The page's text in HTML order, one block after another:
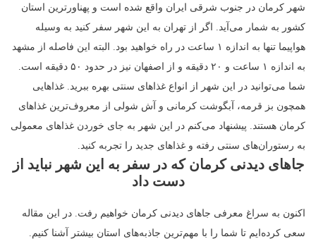
شهر کرمان در جنوب شرقی ایران واقع شده است و پهناورترین استان
کشور به شمار‌ می‌آید. اگر از تهران به این شهر سفر کنید به وسیله
هواپیما تنها به اندازه ۱ ساعت در راه خواهید بود. البته این فاصله از مشهد
به اندازه ۱ ساعت و ۲۰ دقیقه و از اصفهان نیز در حدود ۵۰ دقیقه است.
شما می‌توانید در این شهر از انواع غذاهای سنتی بهره ببرید. غذاهایی
همچون بز قرمه، آبگوشت کرمانی و آش شولی از معروف‌ترین غذاهای
کرمان هستند. پیشنهاد می‌کنم در این شهر به جای خوردن غذاهای معمولی
به رستوران‌های سنتی رفته و غذاهای جدید را تجربه کنید.
جاهای دیدنی کرمان که در سفر به این شهر نباید از
دست داد
اکنون به سراغ معرفی جاهای دیدنی کرمان خواهیم رفت. در این مقاله
سعی کرده‌ایم تا شما را با مهم‌ترین جاذبه‌های استان بیشتر آشنا کنیم.